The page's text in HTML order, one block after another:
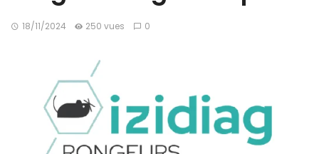
18/11/2024 250 vues 0